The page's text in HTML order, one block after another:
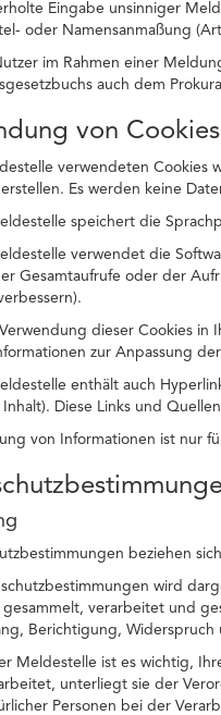
Eingabe unsinniger
oder Namensanmaßung
im Rahmen einer
auch dem
von Cookies
verwendeten Cookies
Es werden keine
speichert die
verwendet die
Gesamtaufrufe oder der
dieser Cookies in
zur Anpassung
enthält auch
Diese Links und
von Informationen ist nur
beziehen
wird
verarbeitet und
Berichtigung, Widerspruch
Meldestelle ist es wichtig,
unterliegt sie der
Personen bei der